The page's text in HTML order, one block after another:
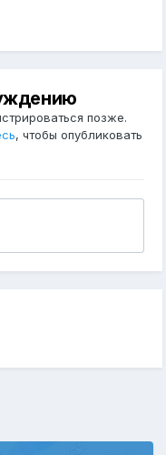
позже.
, чтобы опубликовать